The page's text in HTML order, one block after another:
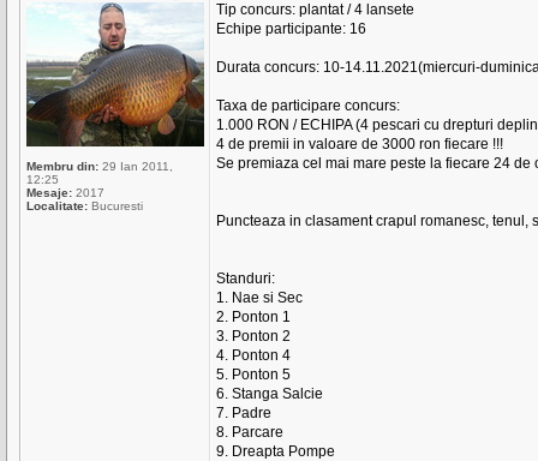
Membru din: 29 Ian 2011,
12:25
Mesaje: 2017
Localitate: Bucuresti
Tip concurs: plantat / 4 lansete
Echipe participante: 16
Durata concurs: 10-14.11.2021(miercuri-
Taxa de participare concurs:
1.000 RON / ECHIPA (4 pescari cu drepturi
4 de premii in valoare de 3000 ron fiecare !!!
Se premiaza cel mai mare peste la fiecare 24 de
Puncteaza in clasament crapul romanesc, tenul,
Standuri:
1. Nae si Sec
2. Ponton 1
3. Ponton 2
4. Ponton 4
5. Ponton 5
6. Stanga Salcie
7. Padre
8. Parcare
9. Dreapta Pompe